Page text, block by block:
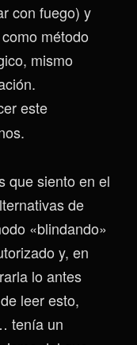
con fuego) y
método
mismo
este
que siento en el
de
«blindando»
y, en
lo antes
leer esto,
tenía un